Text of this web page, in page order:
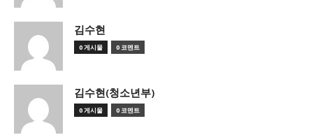
김수현
0 게시물 0 코멘트
김수현(청소년부)
0 게시물 0 코멘트